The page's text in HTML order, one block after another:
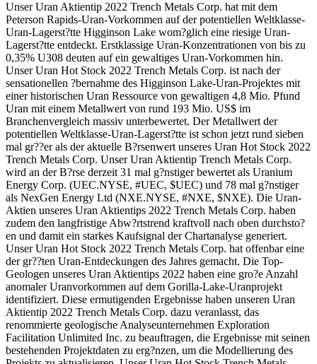
Unser Uran Aktientip 2022 Trench Metals Corp. hat mit dem
Peterson Rapids-Uran-Vorkommen auf der potentiellen Weltklasse-
Uran-Lagerst?tte Higginson Lake wom?glich eine riesige Uran-
Lagerst?tte entdeckt. Erstklassige Uran-Konzentrationen von bis zu
0,35% U308 deuten auf ein gewaltiges Uran-Vorkommen hin.
Unser Uran Hot Stock 2022 Trench Metals Corp. ist nach der
sensationellen ?bernahme des Higginson Lake-Uran-Projektes mit
einer historischen Uran Ressource von gewaltigen 4,8 Mio. Pfund
Uran mit einem Metallwert von rund 193 Mio. US$ im
Branchenvergleich massiv unterbewertet. Der Metallwert der
potentiellen Weltklasse-Uran-Lagerst?tte ist schon jetzt rund sieben
mal gr??er als der aktuelle B?rsenwert unseres Uran Hot Stock 2022
Trench Metals Corp. Unser Uran Aktientip Trench Metals Corp.
wird an der B?rse derzeit 31 mal g?nstiger bewertet als Uranium
Energy Corp. (UEC.NYSE, #UEC, $UEC) und 78 mal g?nstiger
als NexGen Energy Ltd (NXE.NYSE, #NXE, $NXE). Die Uran-
Aktien unseres Uran Aktientips 2022 Trench Metals Corp. haben
zudem den langfristige Abw?rtstrend kraftvoll nach oben durchsto?
en und damit ein starkes Kaufsignal der Chartanalyse generiert.
Unser Uran Hot Stock 2022 Trench Metals Corp. hat offenbar eine
der gr??ten Uran-Entdeckungen des Jahres gemacht. Die Top-
Geologen unseres Uran Aktientips 2022 haben eine gro?e Anzahl
anomaler Uranvorkommen auf dem Gorilla-Lake-Uranprojekt
identifiziert. Diese ermutigenden Ergebnisse haben unseren Uran
Aktientip 2022 Trench Metals Corp. dazu veranlasst, das
renommierte geologische Analyseunternehmen Exploration
Facilitation Unlimited Inc. zu beauftragen, die Ergebnisse mit seinen
bestehenden Projektdaten zu erg?nzen, um die Modellierung des